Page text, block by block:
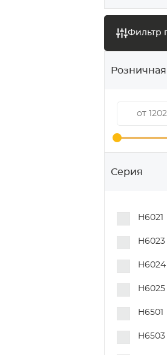
Фильтр
Серия
H6021
H6023
H6024
H6025
H6501
H6503